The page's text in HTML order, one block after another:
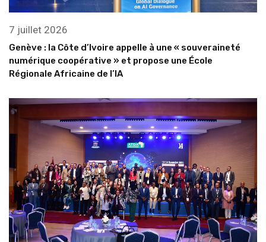
7 juillet 2026
Genève : la Côte d’Ivoire appelle à une « souveraineté
numérique coopérative » et propose une École
Régionale Africaine de l’IA